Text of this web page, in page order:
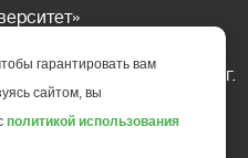
Республика Карелия, г.
Энгельса д.10, офис 211
(499) 685-10-45
гарантировать вам
сайтом, вы
политикой использования